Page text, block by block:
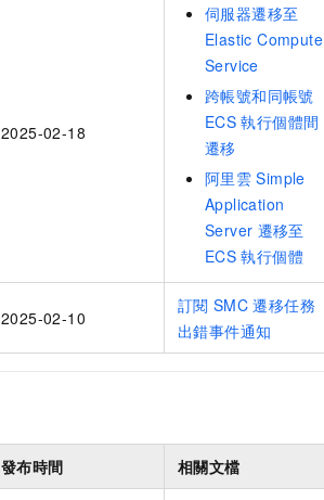
2025-02-18
伺服器遷移至
Elastic Compute
Service
跨帳號和同帳號
ECS 執行個體間
遷移
阿里雲 Simple
Application
Server 遷移至
ECS 執行個體
2025-02-10
訂閱 SMC 遷移任務
出錯事件通知
發布時間 相關文檔